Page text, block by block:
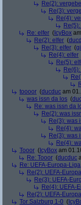
Re(2):
Re(3):
Re(4):
Re: elfer ( IcyBox
Re(2): elfer (
Re(3): elfer (
Re(4): elfer
Re(5):
toooor (ducduc am
was issn da los (
Re: was issn da
Re(2): was
Re(3): was
Re(4):
Re(3): was
Re(4):
Tooor ( IcyBox am
Re: Tooor (ducduc
Re: UEFA-Europa-
Re(2): UEFA-
Re(3): UEFA-
Re(4): UEFA-
Re(2): UEFA-
Tor Salzburg 1-0 (